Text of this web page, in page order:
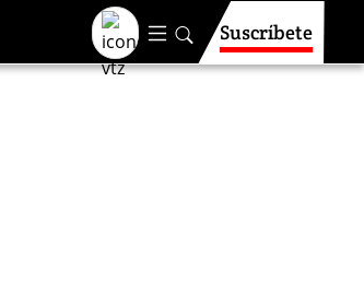
Suscríbete